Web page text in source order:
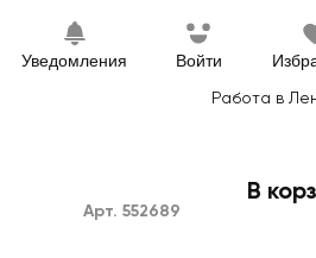
Уведомления Войти
Работа в
Арт. 552689
В